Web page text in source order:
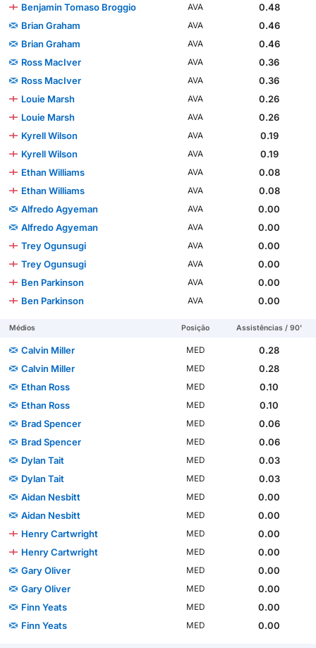
Benjamin Tomaso Broggio AVA
0.48
Brian Graham
AVA
0.46
Brian Graham
AVA
0.46
Ross MacIver
AVA
0.36
Ross MacIver
AVA
0.36
Louie Marsh
AVA
0.26
Louie Marsh
AVA
0.26
Kyrell Wilson
AVA
0.19
Kyrell Wilson
AVA
0.19
Ethan Williams
AVA
0.08
Ethan Williams
AVA
0.08
Alfredo Agyeman
AVA
0.00
Alfredo Agyeman
AVA
0.00
Trey Ogunsugi
AVA
0.00
Trey Ogunsugi
AVA
0.00
Ben Parkinson
AVA
0.00
Ben Parkinson
AVA 0.00
Médios Posição Assistências / 90'
Calvin Miller MED
0.28
Calvin Miller
MED
0.28
Ethan Ross
MED
0.10
Ethan Ross
MED
0.10
Brad Spencer
MED
0.06
Brad Spencer
MED
0.06
Dylan Tait
MED
0.03
Dylan Tait
MED
0.03
Aidan Nesbitt
MED
0.00
Aidan Nesbitt
MED
0.00
Henry Cartwright
MED
0.00
Henry Cartwright
MED
0.00
Gary Oliver
MED
0.00
Gary Oliver
MED
0.00
Finn Yeats
MED
0.00
Finn Yeats
MED 0.00